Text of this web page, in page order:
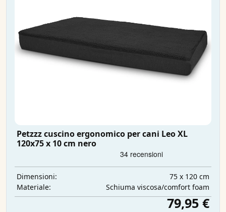
Petzzz cuscino ergonomico per cani Leo XL
120x75 x 10 cm nero
Dimensioni:
75 x 120 cm
Materiale:
Schiuma viscosa/comfort foam
79,95 €